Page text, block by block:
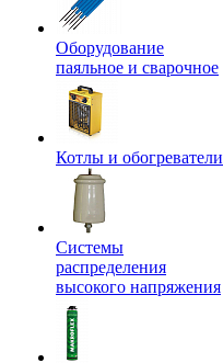
Оборудование
паяльное и сварочное
Котлы и обогреватели
Системы
распределения
высокого напряжения